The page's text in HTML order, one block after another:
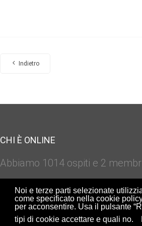
Noi e terze parti selezionate
come specificato nella cookie
per acconsentire. Usa il pulsante
tipi di cookie accettare e quali no.
Articolo precedente: Piante 3D parametriche -
Indietro
CHI È ONLINE
Abbiamo 1014 ospiti e 2